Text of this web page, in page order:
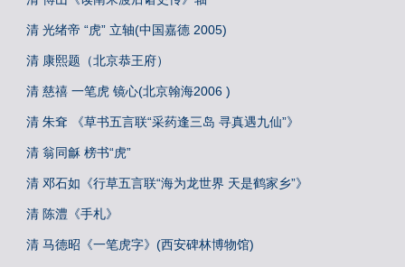
清 光绪帝 “虎” 立轴(中国嘉德 2005)
清 康熙题（北京恭王府）
清 慈禧 一笔虎 镜心(北京翰海2006 )
清 朱耷 《草书五言联“采药逢三岛 寻真遇九仙”》
清 翁同龢 榜书“虎”
清 邓石如《行草五言联“海为龙世界 天是鹤家乡”》
清 陈澧《手札》
清 马德昭《一笔虎字》(西安碑林博物馆)